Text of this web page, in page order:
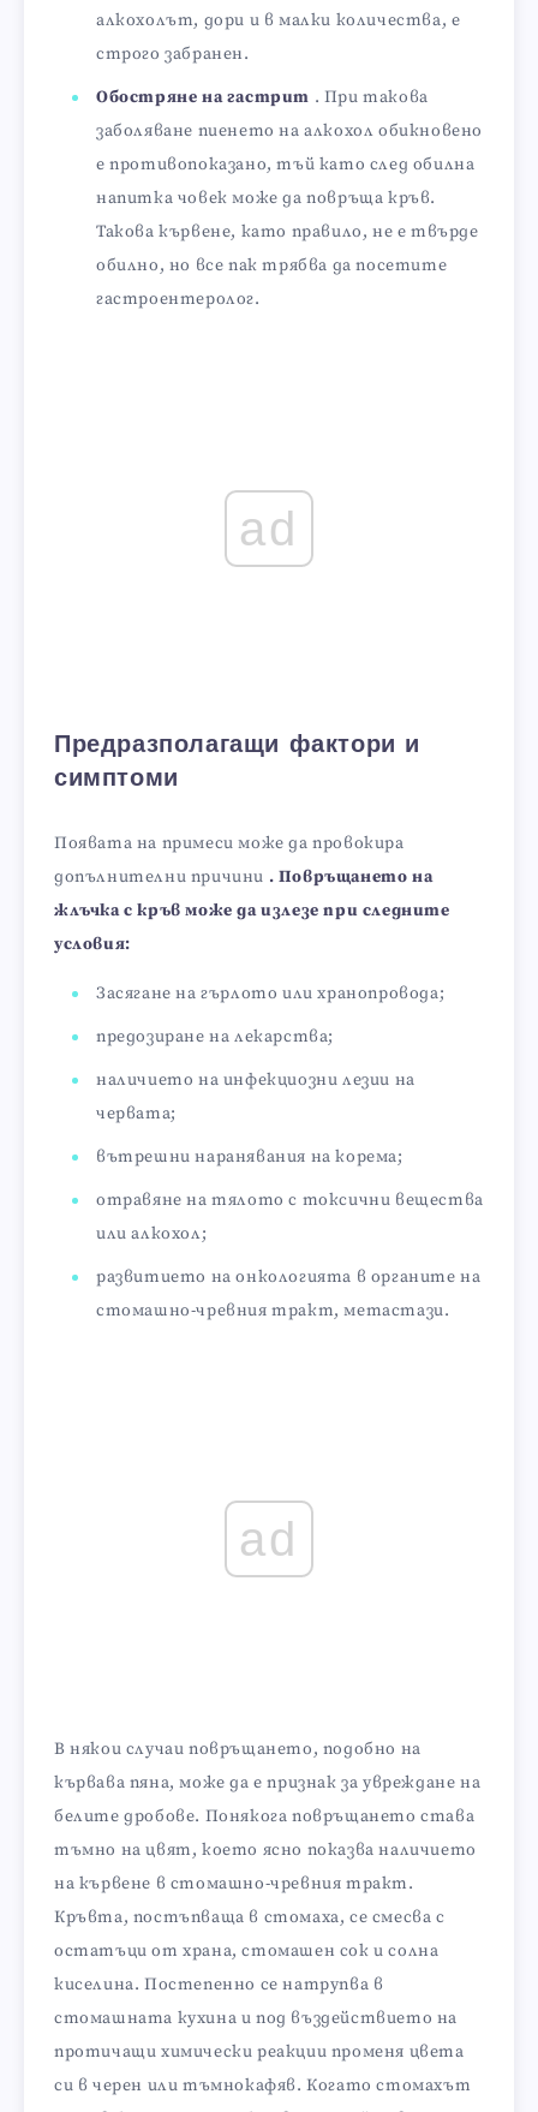
алкохолът, дори и в малки количества, е
строго забранен.
Обостряне на гастрит . При такова
заболяване пиенето на алкохол обикновено
е противопоказано, тъй като след обилна
напитка човек може да повръща кръв.
Такова кървене, като правило, не е твърде
обилно, но все пак трябва да посетите
гастроентеролог.
ad
Предразполагащи фактори и
симптоми
Появата на примеси може да провокира
допълнителни причини . Повръщането на
жлъчка с кръв може да излезе при следните
условия:
Засягане на гърлото или хранопровода;
предозиране на лекарства;
наличието на инфекциозни лезии на
червата;
вътрешни наранявания на корема;
отравяне на тялото с токсични вещества
или алкохол;
развитието на онкологията в органите на
стомашно-чревния тракт, метастази.
ad
В някои случаи повръщането, подобно на
кървава пяна, може да е признак за увреждане на
белите дробове. Понякога повръщането става
тъмно на цвят, което ясно показва наличието
на кървене в стомашно-чревния тракт.
Кръвта, постъпваща в стомаха, се смесва с
остатъци от храна, стомашен сок и солна
киселина. Постепенно се натрупва в
стомашната кухина и под въздействието на
протичащи химически реакции променя цвета
си в черен или тъмнокафяв. Когато стомахът